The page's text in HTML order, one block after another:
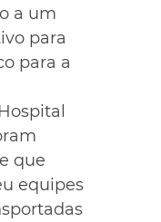
a um
para
para a
que
equipes